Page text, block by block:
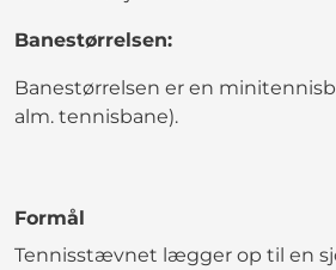
Banestørrelsen:
Banestørrelsen er en
alm. tennisbane).
Formål
Tennisstævnet lægger op til en